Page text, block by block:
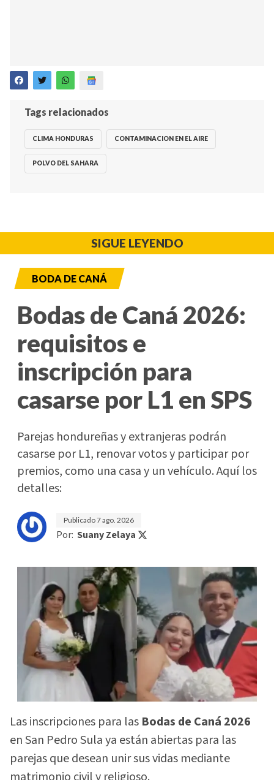
Tags relacionados
CLIMA HONDURAS CONTAMINACION EN EL AIRE
POLVO DEL SAHARA
SIGUE LEYENDO
BODA DE CANÁ
Bodas de Caná 2026:
requisitos e
inscripción para
casarse por L1 en SPS
Parejas hondureñas y extranjeras podrán
casarse por L1, renovar votos y participar por
premios, como una casa y un vehículo. Aquí los
detalles:
Publicado7 ago. 2026
Por: Suany Zelaya
Las inscripciones para las Bodas de Caná 2026
en San Pedro Sula ya están abiertas para las
parejas que desean unir sus vidas mediante